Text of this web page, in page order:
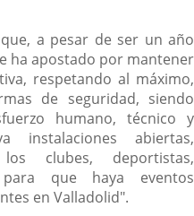
a pesar de ser un año
ha apostado por mantener
respetando al máximo,
de seguridad, siendo
humano, técnico y
instalaciones abiertas,
clubes, deportistas,
que haya eventos
en Valladolid".